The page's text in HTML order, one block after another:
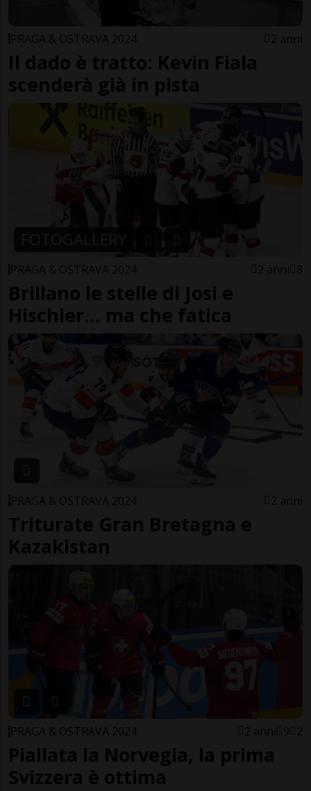
PRAGA & OSTRAVA 2024 2 anni
Il dado è tratto: Kevin Fiala
scenderà già in pista
FOTOGALLERY
PRAGA & OSTRAVA 2024 2 anni 8
Brillano le stelle di Josi e
Hischier... ma che fatica
PRAGA & OSTRAVA 2024 2 anni
Triturate Gran Bretagna e
Kazakistan
PRAGA & OSTRAVA 2024 2 anni 9 2
Piallata la Norvegia, la prima
Svizzera è ottima